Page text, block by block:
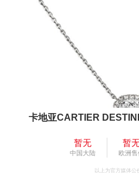
卡地亚CARTIER
暂无
中国大陆
暂
欧洲售
以上为官方媒体公